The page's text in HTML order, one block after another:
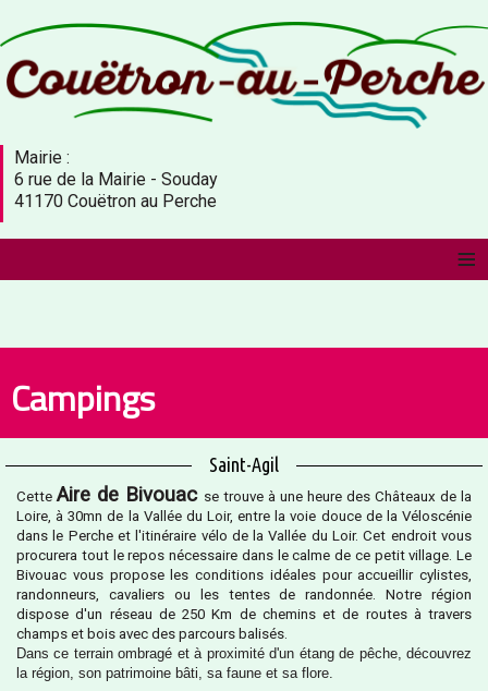
Mairie :
6 rue de la Mairie - Souday
41170 Couëtron au Perche
≡
Campings
Saint-Agil
CetteAire de Bivouac se trouve à une heure des Châteaux de la
Loire, à 30mn de la Vallée du Loir, entre la voie douce de la Véloscénie
dans le Perche et l'itinéraire vélo de la Vallée du Loir. Cet endroit vous
procurera tout le repos nécessaire dans le calme de ce petit village. Le
Bivouac vous propose les conditions idéales pour accueillir cylistes,
randonneurs, cavaliers ou les tentes de randonnée. Notre région
dispose d'un réseau de 250 Km de chemins et de routes à travers
champs et bois avec des parcours balisés.
Dans ce terrain ombragé et à proximité d'un étang de pêche, découvrez
la région, son patrimoine bâti, sa faune et sa flore.